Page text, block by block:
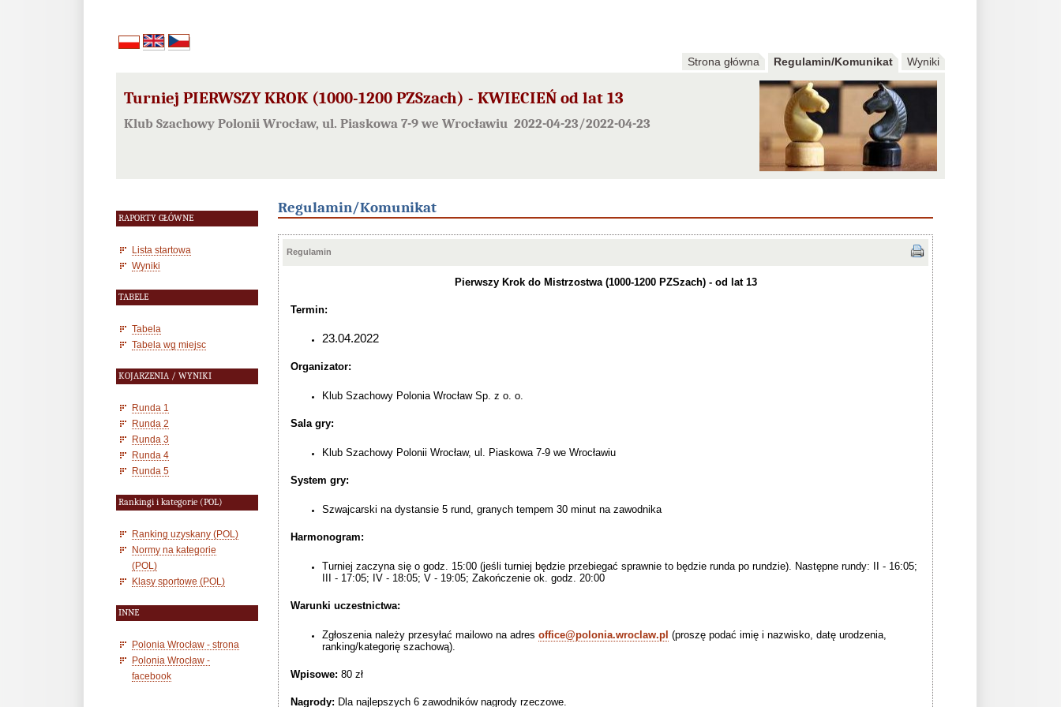
Strona główna Regulamin/Komunikat Wyniki
Turniej PIERWSZY KROK (1000-1200 PZSzach) - KWIECIEŃ od lat 13
Klub Szachowy Polonii Wrocław, ul. Piaskowa 7-9 we Wrocławiu 2022-04-23/2022-04-23
RAPORTY GŁÓWNE
Lista startowa
Wyniki
TABELE
Tabela
Tabela wg miejsc
KOJARZENIA / WYNIKI
Runda 1
Runda 2
Runda 3
Runda 4
Runda 5
Rankingi i kategorie (POL)
Ranking uzyskany (POL)
Normy na kategorie
(POL)
Klasy sportowe (POL)
INNE
Polonia Wrocław - strona
Polonia Wrocław -
facebook
Regulamin/Komunikat
Regulamin
Pierwszy Krok do Mistrzostwa (1000-1200 PZSzach) - od lat 13
Termin:
23.04.2022
Organizator:
Klub Szachowy Polonia Wrocław Sp. z o. o.
Sala gry:
Klub Szachowy Polonii Wrocław, ul. Piaskowa 7-9 we Wrocławiu
System gry:
Szwajcarski na dystansie 5 rund, granych tempem 30 minut na zawodnika
Harmonogram:
Turniej zaczyna się o godz. 15:00 (jeśli turniej będzie przebiegać sprawnie to będzie runda po rundzie). Następne rundy: II - 16:05;
III - 17:05; IV - 18:05; V - 19:05; Zakończenie ok. godz. 20:00
Warunki uczestnictwa:
Zgłoszenia należy przesyłać mailowo na adres office@polonia.wroclaw.pl (proszę podać imię i nazwisko, datę urodzenia,
ranking/kategorię szachową).
Wpisowe: 80 zł
Nagrody: Dla najlepszych 6 zawodników nagrody rzeczowe.